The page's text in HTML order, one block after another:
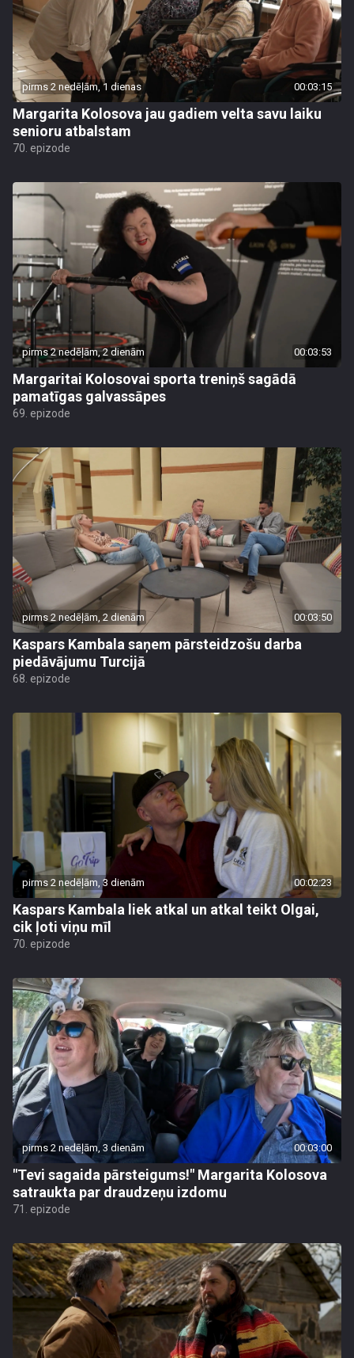
pirms 2 nedēļām, 1 dienas 00:03:15
Margarita Kolosova jau gadiem velta savu laiku
senioru atbalstam
70. epizode
pirms 2 nedēļām, 2 dienām 00:03:53
Margaritai Kolosovai sporta treniņš sagādā
pamatīgas galvassāpes
69. epizode
pirms 2 nedēļām, 2 dienām 00:03:50
Kaspars Kambala saņem pārsteidzošu darba
piedāvājumu Turcijā
68. epizode
pirms 2 nedēļām, 3 dienām 00:02:23
Kaspars Kambala liek atkal un atkal teikt Olgai,
cik ļoti viņu mīl
70. epizode
pirms 2 nedēļām, 3 dienām 00:03:00
"Tevi sagaida pārsteigums!" Margarita Kolosova
satraukta par draudzeņu izdomu
71. epizode